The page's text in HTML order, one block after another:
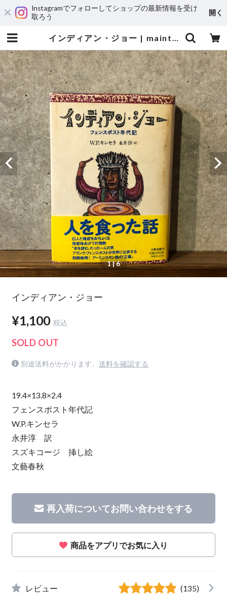
Instagramでフォローしてショップの最新情報を受け
取ろう
開く
インディアン・ジョー | maintent
1| 6
インディアン・ジョー
¥1,100 税込
SOLD OUT
別途送料がかかります。 送料を確認する
19.4×13.8×2.4
フェンスポスト年代記
W.P.キンセラ
永井淳 訳
スズキコージ 挿し絵
文藝春秋
再入荷についてお問い合わせをする
商品をアプリでお気に入り
レビュー (135)